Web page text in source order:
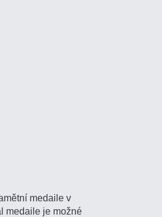
medaile v
medaile je možné